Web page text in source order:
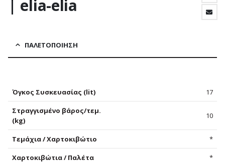
| elia-elia
ΠΑΛΕΤΟΠΟΊΗΣΗ
Όγκος Συσκευασίας (lit) 17
Στραγγισμένο βάρος/τεμ.
(kg)
10
Τεμάχια / Χαρτοκιβώτιο *
Χαρτοκιβώτια / Παλέτα *